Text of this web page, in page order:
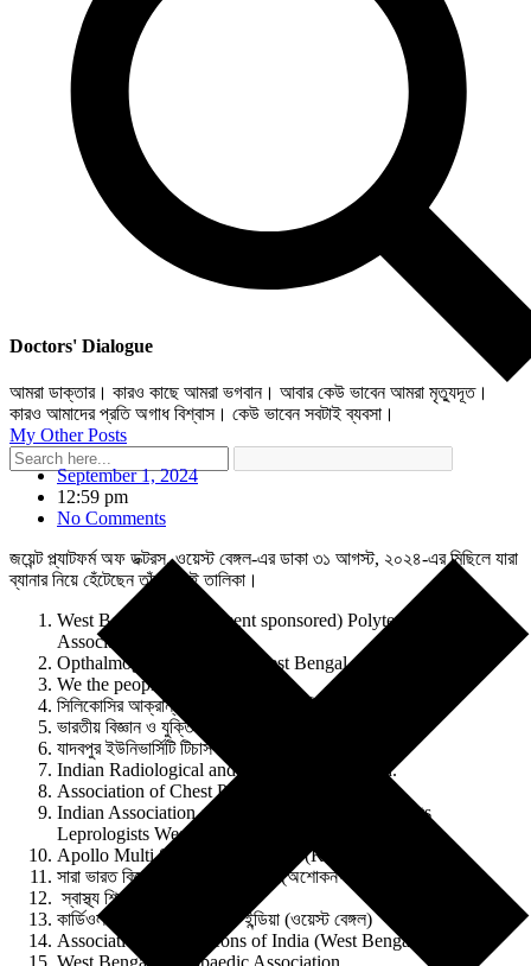
Doctors' Dialogue
আমরা ডাক্তার। কারও কাছে আমরা ভগবান। আবার কেউ ভাবেন আমরা মৃত্যুদূত।
কারও আমাদের প্রতি অগাধ বিশ্বাস। কেউ ভাবেন সবটাই ব্যবসা।
My Other Posts
September 1, 2024
12:59 pm
No Comments
জয়েন্ট প্ল্যাটফর্ম অফ ডক্টরস, ওয়েস্ট বেঙ্গল-এর ডাকা ৩১ আগস্ট, ২০২৪-এর মিছিলে যারা
ব্যানার নিয়ে হেঁটেছেন তাঁদের এই তালিকা।
West Bengal (Government sponsored) Polytechnic Teachers
Association.
Opthalmogical Society of West Bengal.
We the people of India.
সিলিকোসির আক্রান্ত সংগ্রামী শ্রমিক কমিটি।
ভারতীয় বিজ্ঞান ও যুক্তিবাদী সমিতি।
যাদবপুর ইউনিভার্সিটি টিচার্স অ্যাসোসিয়েশন (জুটা)
Indian Radiological and Imagine Association.
Association of Chest Physicians, WB.
Indian Association of Dermatologist Venerologists
Leprologists West Bengal State Branch (IADVL).
Apollo Multi Speciality Hospital (Kolkata)
সারা ভারত বিজ্ঞান ও যুক্তিবাদী সংস্থা (অশোকনগর শাখা)
স্বাস্থ্য শিক্ষা নির্মাণ
কার্ডিওলজিক্যাল সোসাইটি অফ ইন্ডিয়া (ওয়েস্ট বেঙ্গল)
Associations of Surgeons of India (West Bengal chapter)